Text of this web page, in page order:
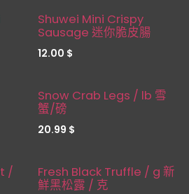
Shuwei Mini Crispy
Sausage 迷你脆皮腸
12.00 $
新品！
Snow Crab Legs / lb 雪
蟹/磅
20.99 $
！/
缺貨
Fresh Black Truffle / g 新
鮮黑松露 / 克